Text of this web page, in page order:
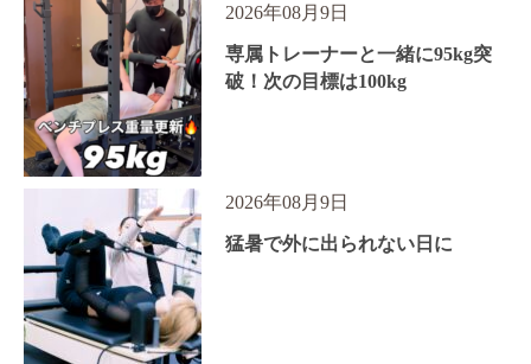
2026年08月9日
専属トレーナーと一緒に95kg突
破！次の目標は100kg
2026年08月9日
猛暑で外に出られない日に